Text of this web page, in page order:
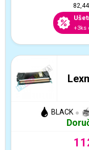
+3ks
BLACK